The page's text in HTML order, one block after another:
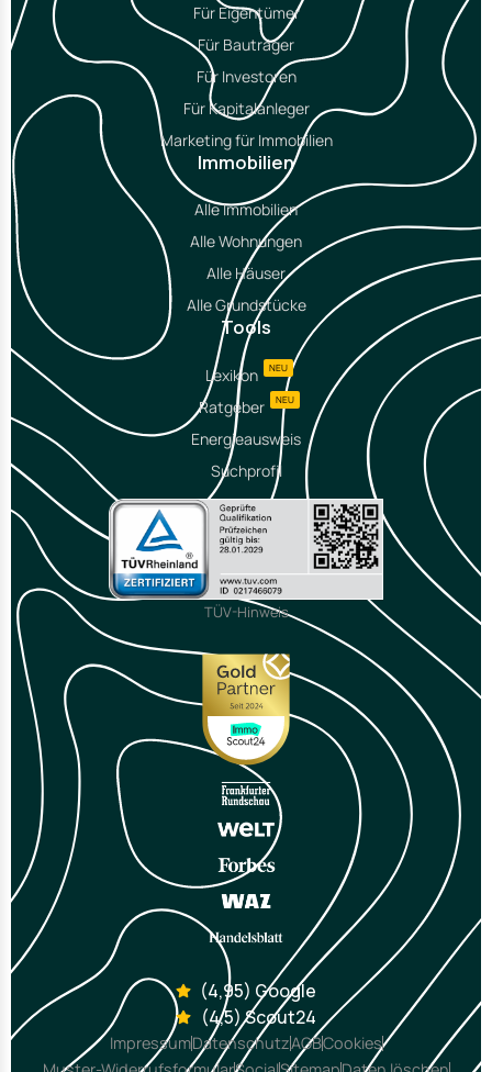
Für Eigentümer
Für Bauträger
Für Investoren
Für Kapitalanleger
Marketing für Immobilien
Immobilien
Alle Immobilien
Alle Wohnungen
Alle Häuser
Alle Grundstücke
Tools
Lexikon NEU
Ratgeber NEU
Energieausweis
Suchprofil
TÜV-Hinweis
(4,95) Google
(4,5) Scout24
ImpressumDatenschutzAGBCookies